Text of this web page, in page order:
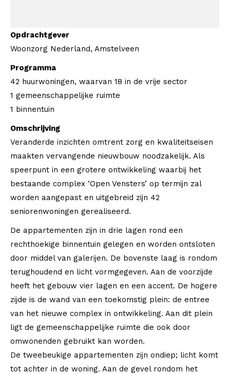
Opdrachtgever
Woonzorg Nederland, Amstelveen
Programma
42 huurwoningen, waarvan 18 in de vrije sector
1 gemeenschappelijke ruimte
1 binnentuin
Omschrijving
Veranderde inzichten omtrent zorg en kwaliteitseisen
maakten vervangende nieuwbouw noodzakelijk. Als
speerpunt in een grotere ontwikkeling waarbij het
bestaande complex ‘Open Vensters’ op termijn zal
worden aangepast en uitgebreid zijn 42
seniorenwoningen gerealiseerd.
De appartementen zijn in drie lagen rond een
rechthoekige binnentuin gelegen en worden ontsloten
door middel van galerijen. De bovenste laag is rondom
terughoudend en licht vormgegeven. Aan de voorzijde
heeft het gebouw vier lagen en een accent. De hogere
zijde is de wand van een toekomstig plein: de entree
van het nieuwe complex in ontwikkeling. Aan dit plein
ligt de gemeenschappelijke ruimte die ook door
omwonenden gebruikt kan worden.
De tweebeukige appartementen zijn ondiep; licht komt
tot achter in de woning. Aan de gevel rondom het